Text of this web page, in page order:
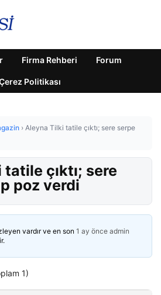
Firma Rehberi Forum
Politikası
› Aleyna Tilki tatile çıktı; sere serpe
çıktı; sere
poz verdi
vardır ve en son 1 ay önce admin
1)